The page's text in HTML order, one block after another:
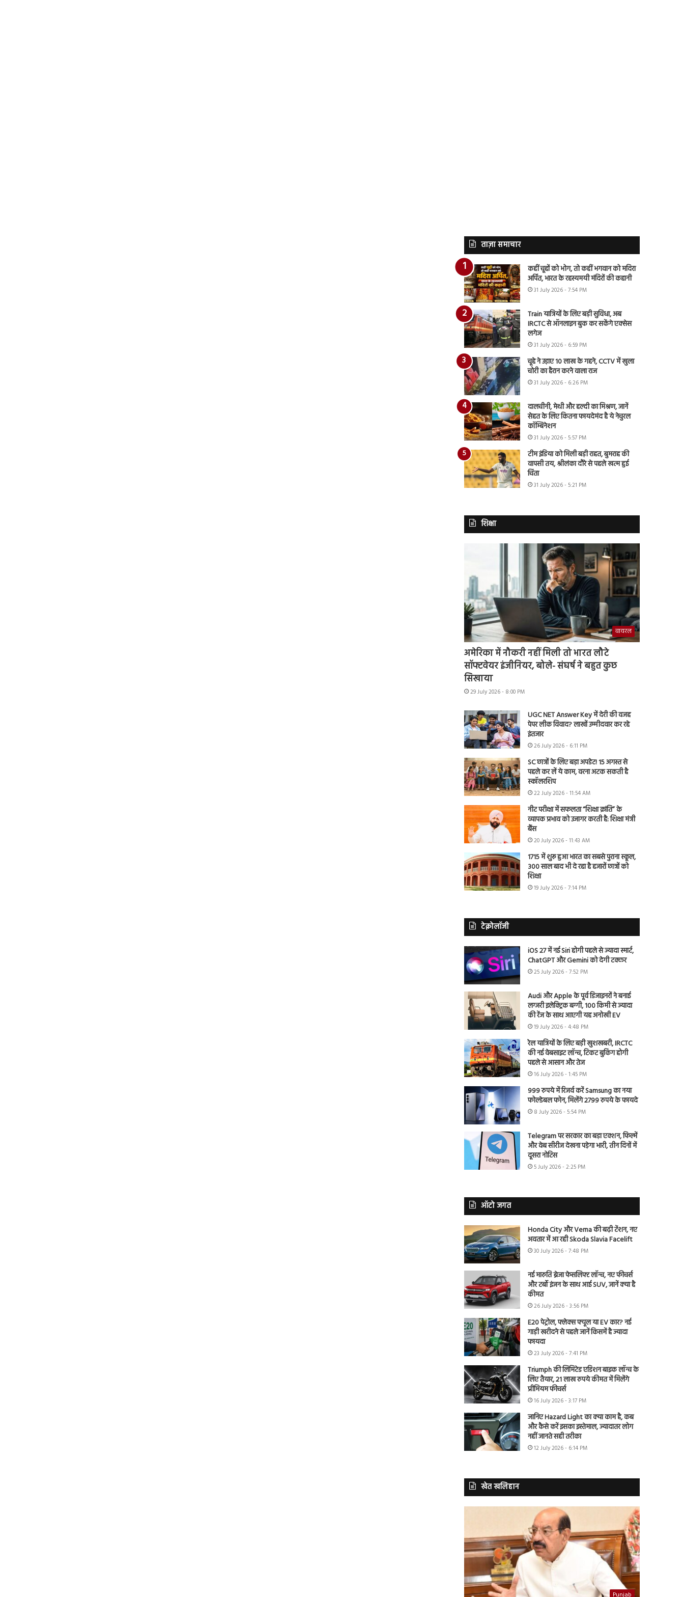
ताज़ा समाचार
कहीं चूहों को भोग, तो कहीं भगवान को मदिरा
अर्पित, भारत के रहस्यमयी मंदिरों की कहानी
31 July 2026 - 7:54 PM
Train यात्रियों के लिए बड़ी सुविधा, अब
IRCTC से ऑनलाइन बुक कर सकेंगे एक्सेस
लगेज
31 July 2026 - 6:59 PM
चूहे ने उड़ाए 10 लाख के गहने, CCTV में खुला
चोरी का हैरान करने वाला राज
31 July 2026 - 6:26 PM
दालचीनी, मेथी और हल्दी का मिश्रण, जानें
सेहत के लिए कितना फायदेमंद है ये नेचुरल
कॉम्बिनेशन
31 July 2026 - 5:57 PM
टीम इंडिया को मिली बड़ी राहत, बुमराह की
वापसी तय, श्रीलंका दौरे से पहले खत्म हुई
चिंता
31 July 2026 - 5:21 PM
शिक्षा
वायरल
अमेरिका में नौकरी नहीं मिली तो भारत लौटे
सॉफ्टवेयर इंजीनियर, बोले- संघर्ष ने बहुत कुछ
सिखाया
29 July 2026 - 8:00 PM
UGC NET Answer Key में देरी की वजह
पेपर लीक विवाद? लाखों उम्मीदवार कर रहे
इंतजार
26 July 2026 - 6:11 PM
SC छात्रों के लिए बड़ा अपडेट! 15 अगस्त से
पहले कर लें ये काम, वरना अटक सकती है
स्कॉलरशिप
22 July 2026 - 11:54 AM
नीट परीक्षा में सफलता “शिक्षा क्रांति” के
व्यापक प्रभाव को उजागर करती है: शिक्षा मंत्री
बैंस
20 July 2026 - 11:43 AM
1715 में शुरू हुआ भारत का सबसे पुराना स्कूल,
300 साल बाद भी दे रहा है हजारों छात्रों को
शिक्षा
19 July 2026 - 7:14 PM
टेक्नोलॉजी
iOS 27 में नई Siri होगी पहले से ज्यादा स्मार्ट,
ChatGPT और Gemini को देगी टक्कर
25 July 2026 - 7:52 PM
Audi और Apple के पूर्व डिजाइनरों ने बनाई
लग्जरी इलेक्ट्रिक बग्गी, 100 किमी से ज्यादा
की रेंज के साथ आएगी यह अनोखी EV
19 July 2026 - 4:48 PM
रेल यात्रियों के लिए बड़ी खुशखबरी, IRCTC
की नई वेबसाइट लॉन्च, टिकट बुकिंग होगी
पहले से आसान और तेज
16 July 2026 - 1:45 PM
999 रुपये में रिजर्व करें Samsung का नया
फोल्डेबल फोन, मिलेंगे 2799 रुपये के फायदे
8 July 2026 - 5:54 PM
Telegram पर सरकार का बड़ा एक्शन, फिल्में
और वेब सीरीज देखना पड़ेगा भारी, तीन दिनों में
दूसरा नोटिस
5 July 2026 - 2:25 PM
ऑटो जगत
Honda City और Verna की बढ़ी टेंशन, नए
अवतार में आ रही Skoda Slavia Facelift
30 July 2026 - 7:48 PM
नई मारुति ब्रेजा फेसलिफ्ट लॉन्च, नए फीचर्स
और टर्बो इंजन के साथ आई SUV, जानें क्या है
कीमत
26 July 2026 - 3:56 PM
E20 पेट्रोल, फ्लेक्स फ्यूल या EV कार? नई
गाड़ी खरीदने से पहले जानें किसमें है ज्यादा
फायदा
23 July 2026 - 7:41 PM
Triumph की लिमिटेड एडिशन बाइक लॉन्च के
लिए तैयार, 21 लाख रुपये कीमत में मिलेंगे
प्रीमियम फीचर्स
16 July 2026 - 3:17 PM
जानिए Hazard Light का क्या काम है, कब
और कैसे करें इसका इस्तेमाल, ज्यादातर लोग
नहीं जानते सही तरीका
12 July 2026 - 6:14 PM
खेत खलिहान
Punjab